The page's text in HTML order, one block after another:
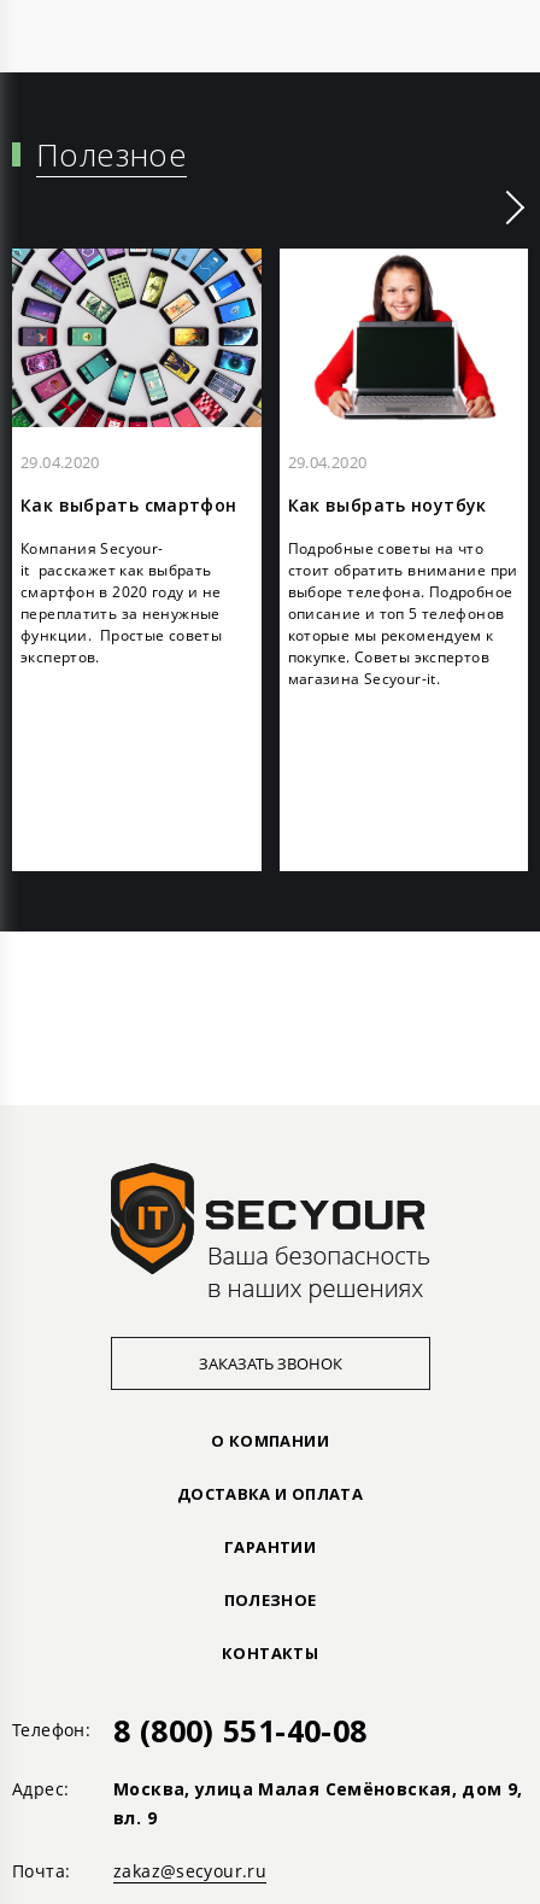
Полезное
29.04.2020
Как выбрать смартфон
Компания Secyour-
it расскажет как выбрать
смартфон в 2020 году и не
переплатить за ненужные
функции. Простые советы
экспертов.
29.04.2020
Как выбрать ноутбук
Подробные советы на что
стоит обратить внимание при
выборе телефона. Подробное
описание и топ 5 телефонов
которые мы рекомендуем к
покупке. Советы экспертов
магазина Secyour-it.
Телефон: 8 (800) 551-40-08
Адрес:
Москва, улица Малая Семёновская, дом 9,
вл. 9
Почта: zakaz@secyour.ru
ЗАКАЗАТЬ ЗВОНОК
О КОМПАНИИ
ДОСТАВКА И ОПЛАТА
ГАРАНТИИ
ПОЛЕЗНОЕ
КОНТАКТЫ